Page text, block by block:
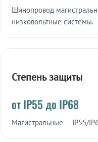
Шинопровод
низковольтные системы.
Степень защиты
от IP55 до IP68
Магистральные — IP55/